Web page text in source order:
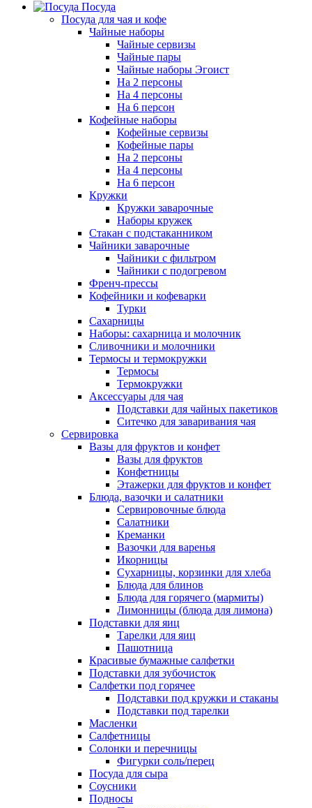
Посуда
Посуда для чая и кофе
Чайные наборы
Чайные сервизы
Чайные пары
Чайные наборы Эгоист
На 2 персоны
На 4 персоны
На 6 персон
Кофейные наборы
Кофейные сервизы
Кофейные пары
На 2 персоны
На 4 персоны
На 6 персон
Кружки
Кружки заварочные
Наборы кружек
Стакан с подстаканником
Чайники заварочные
Чайники с фильтром
Чайники с подогревом
Френч-прессы
Кофейники и кофеварки
Турки
Сахарницы
Наборы: сахарница и молочник
Сливочники и молочники
Термосы и термокружки
Термосы
Термокружки
Аксессуары для чая
Подставки для чайных пакетиков
Ситечко для заваривания чая
Сервировка
Вазы для фруктов и конфет
Вазы для фруктов
Конфетницы
Этажерки для фруктов и конфет
Блюда, вазочки и салатники
Сервировочные блюда
Салатники
Креманки
Вазочки для варенья
Икорницы
Сухарницы, корзинки для хлеба
Блюда для блинов
Блюда для горячего (мармиты)
Лимонницы (блюда для лимона)
Подставки для яиц
Тарелки для яиц
Пашотница
Красивые бумажные салфетки
Подставки для зубочисток
Салфетки под горячее
Подставки под кружки и стаканы
Подставки под тарелки
Масленки
Салфетницы
Солонки и перечницы
Фигурки соль/перец
Посуда для сыра
Соусники
Подносы